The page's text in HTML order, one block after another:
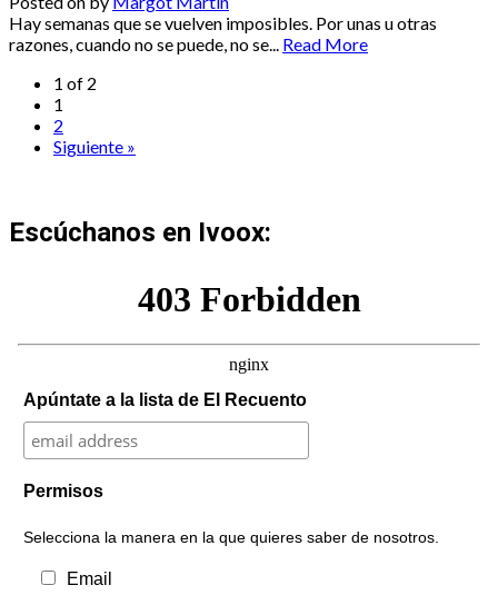
Hay semanas que se vuelven imposibles. Por unas u otras
razones, cuando no se puede, no se...
Read More
1 of 2
1
2
Siguiente »
Escúchanos en Ivoox:
Apúntate a la lista de El Recuento
Permisos
Selecciona la manera en la que quieres saber de nosotros.
Email